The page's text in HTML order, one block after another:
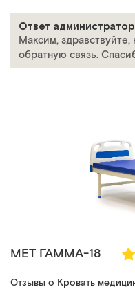
Ответ
Максим, здравствуйте,
обратную связь.
МЕТ ГАММА-18
Отзывы о Кровать